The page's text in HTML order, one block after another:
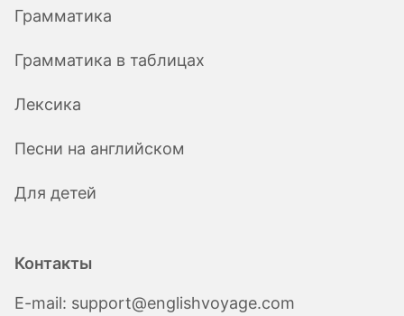
Грамматика
Грамматика в таблицах
Лексика
Песни на английском
Для детей
Контакты
E-mail: support@englishvoyage.com